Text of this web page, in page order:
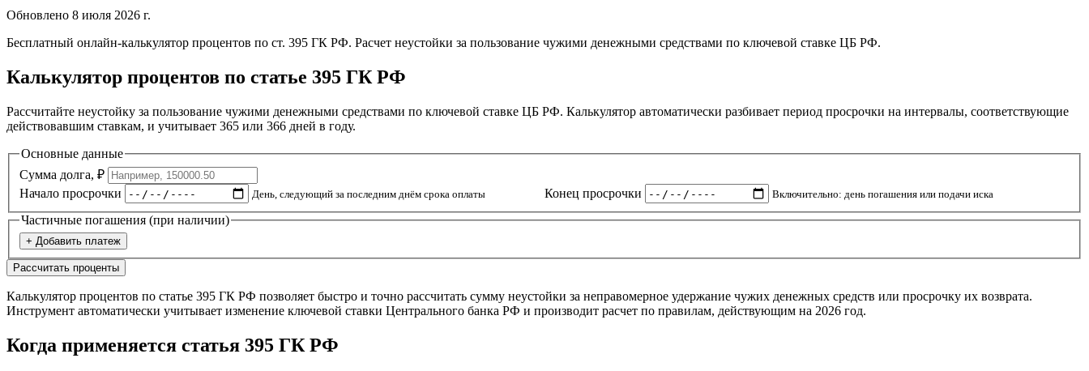
Обновлено 8 июля 2026 г.
Бесплатный онлайн-калькулятор процентов по ст. 395 ГК РФ. Расчет неустойки за пользование чужими денежными средствами по ключевой ставке ЦБ РФ.
Калькулятор процентов по статье 395 ГК РФ
Рассчитайте неустойку за пользование чужими денежными средствами по ключевой ставке ЦБ РФ. Калькулятор автоматически разбивает период просрочки на интервалы, соответствующие
действовавшим ставкам, и учитывает 365 или 366 дней в году.
Основные данные
Сумма долга, ₽
Начало просрочки
День, следующий за последним днём срока оплаты Конец просрочки Включительно: день погашения или подачи иска
Частичные погашения (при наличии)
+ Добавить платеж
Рассчитать проценты
Калькулятор процентов по статье 395 ГК РФ позволяет быстро и точно рассчитать сумму неустойки за неправомерное удержание чужих денежных средств или просрочку их возврата.
Инструмент автоматически учитывает изменение ключевой ставки Центрального банка РФ и производит расчет по правилам, действующим на 2026 год.
Когда применяется статья 395 ГК РФ